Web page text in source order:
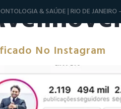
& SAÚDE | RIO DE JANEIRO
No Instagram